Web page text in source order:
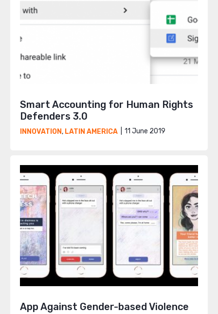
Smart Accounting for Human Rights
Defenders 3.0
INNOVATION, LATIN AMERICA 11 June 2019
App Against Gender-based Violence